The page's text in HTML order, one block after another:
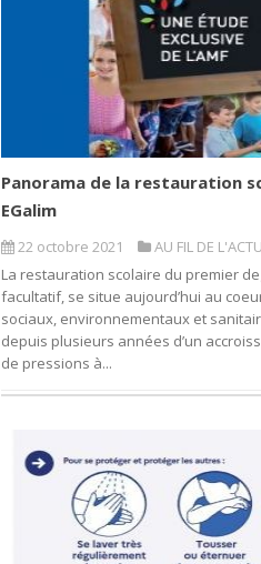
Panorama de la restauration
EGalim
22 octobre 2021 AU FIL DE L'ACTU
La restauration scolaire du premier
facultatif, se situe aujourd’hui au
sociaux, environnementaux et
depuis plusieurs années d’un
de pressions à...